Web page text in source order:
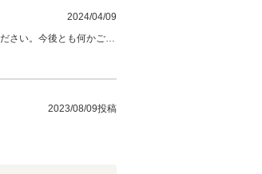
2024/04/09
さい。今後とも何かござ
2023/08/09投稿